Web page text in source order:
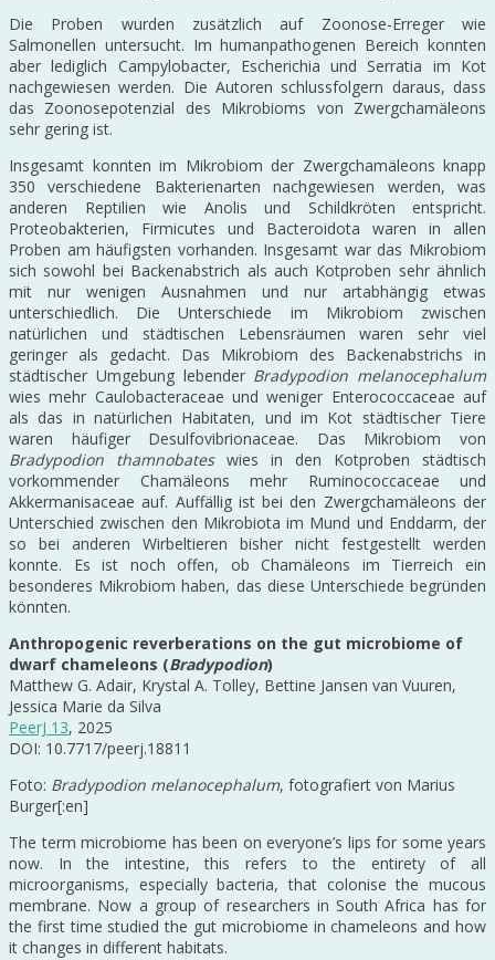
Die Proben wurden zusätzlich auf Zoonose-Erreger wie
Salmonellen untersucht. Im humanpathogenen Bereich konnten
aber lediglich Campylobacter, Escherichia und Serratia im Kot
nachgewiesen werden. Die Autoren schlussfolgern daraus, dass
das Zoonosepotenzial des Mikrobioms von Zwergchamäleons
sehr gering ist.
Insgesamt konnten im Mikrobiom der Zwergchamäleons knapp
350 verschiedene Bakterienarten nachgewiesen werden, was
anderen Reptilien wie Anolis und Schildkröten entspricht.
Proteobakterien, Firmicutes und Bacteroidota waren in allen
Proben am häufigsten vorhanden. Insgesamt war das Mikrobiom
sich sowohl bei Backenabstrich als auch Kotproben sehr ähnlich
mit nur wenigen Ausnahmen und nur artabhängig etwas
unterschiedlich. Die Unterschiede im Mikrobiom zwischen
natürlichen und städtischen Lebensräumen waren sehr viel
geringer als gedacht. Das Mikrobiom des Backenabstrichs in
städtischer Umgebung lebender Bradypodion melanocephalum
wies mehr Caulobacteraceae und weniger Enterococcaceae auf
als das in natürlichen Habitaten, und im Kot städtischer Tiere
waren häufiger Desulfovibrionaceae. Das Mikrobiom von
Bradypodion thamnobateswies in den Kotproben städtisch
vorkommender Chamäleons mehr Ruminococcaceae und
Akkermanisaceae auf. Auffällig ist bei den Zwergchamäleons der
Unterschied zwischen den Mikrobiota im Mund und Enddarm, der
so bei anderen Wirbeltieren bisher nicht festgestellt werden
konnte. Es ist noch offen, ob Chamäleons im Tierreich ein
besonderes Mikrobiom haben, das diese Unterschiede begründen
könnten.
Anthropogenic reverberations on the gut microbiome of
dwarf chameleons (Bradypodion)
Matthew G. Adair, Krystal A. Tolley, Bettine Jansen van Vuuren,
Jessica Marie da Silva
PeerJ 13, 2025
DOI: 10.7717/peerj.18811
Foto: Bradypodion melanocephalum, fotografiert von Marius
Burger[:en]
The term microbiome has been on everyone’s lips for some years
now. In the intestine, this refers to the entirety of all
microorganisms, especially bacteria, that colonise the mucous
membrane. Now a group of researchers in South Africa has for
the first time studied the gut microbiome in chameleons and how
it changes in different habitats.